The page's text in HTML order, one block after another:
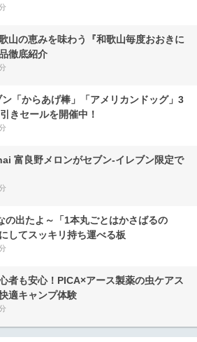
山の恵みを味わう『和歌山毎度おおきに
徹底紹介
ン「からあげ棒」「アメリカンドッグ」3
きセールを開催中！
富良野メロンがセブン‐イレブン限定で
の出たよ～「1本丸ごとはかさばるの
してスッキリ持ち運べる板
者も安心！PICA×アース製薬の虫ケアス
適キャンプ体験